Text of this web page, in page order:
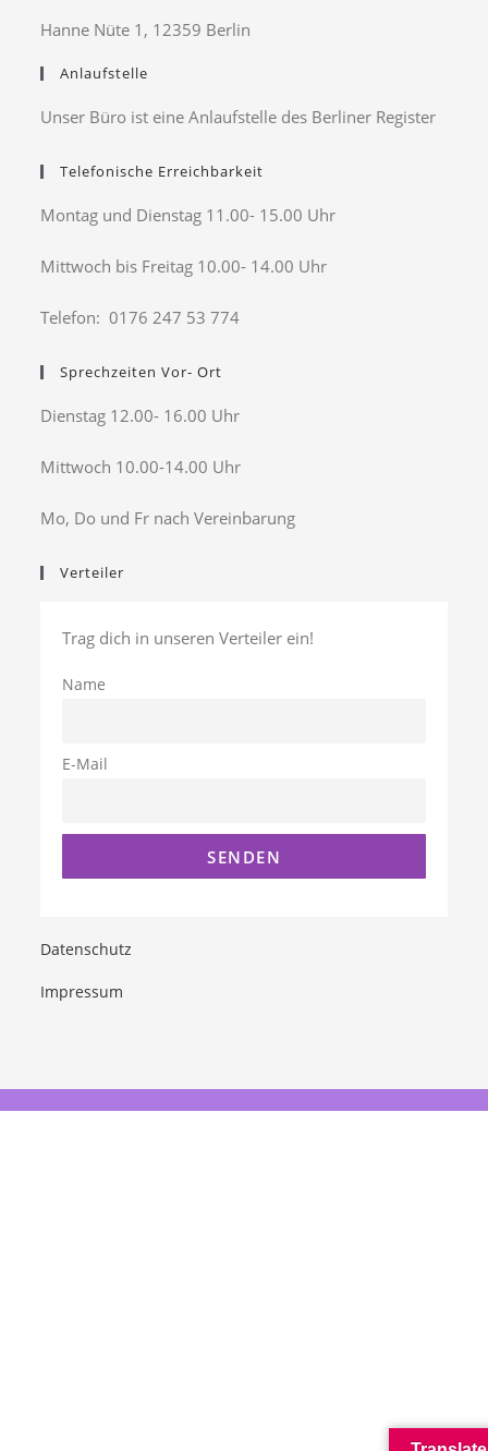
Hanne Nüte 1, 12359 Berlin
Anlaufstelle
Unser Büro ist eine Anlaufstelle des Berliner Register
Telefonische Erreichbarkeit
Montag und Dienstag 11.00- 15.00 Uhr
Mittwoch bis Freitag 10.00- 14.00 Uhr
Telefon: 0176 247 53 774
Sprechzeiten Vor- Ort
Dienstag 12.00- 16.00 Uhr
Mittwoch 10.00-14.00 Uhr
Mo, Do und Fr nach Vereinbarung
Verteiler
Trag dich in unseren Verteiler ein!
Name
E-Mail
Datenschutz
Impressum